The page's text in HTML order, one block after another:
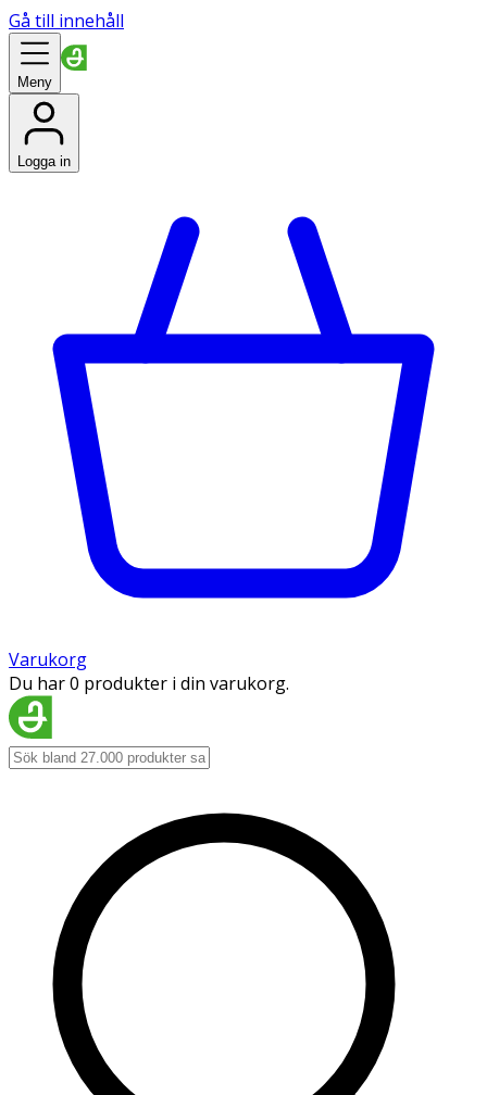
Gå till innehåll
Meny
Logga in
Varukorg
Du har 0 produkter i din varukorg.